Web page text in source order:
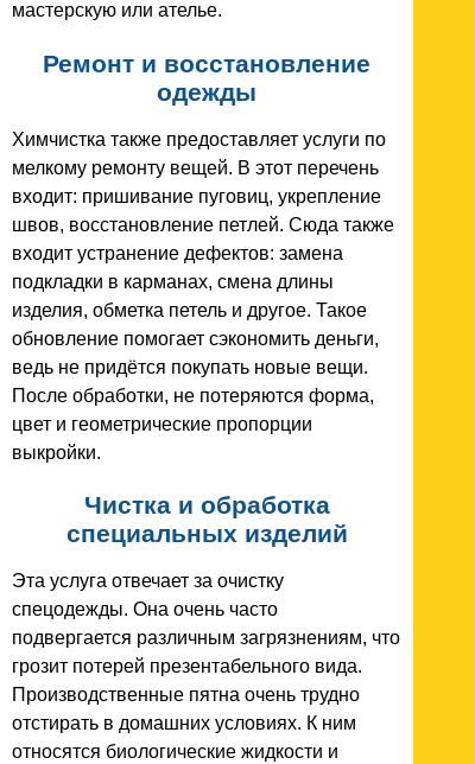
мастерскую или ателье.
Ремонт и восстановление
одежды
Химчистка также предоставляет услуги по
мелкому ремонту вещей. В этот перечень
входит: пришивание пуговиц, укрепление
швов, восстановление петлей. Сюда также
входит устранение дефектов: замена
подкладки в карманах, смена длины
изделия, обметка петель и другое. Такое
обновление помогает сэкономить деньги,
ведь не придётся покупать новые вещи.
После обработки, не потеряются форма,
цвет и геометрические пропорции
выкройки.
Чистка и обработка
специальных изделий
Эта услуга отвечает за очистку
спецодежды. Она очень часто
подвергается различным загрязнениям, что
грозит потерей презентабельного вида.
Производственные пятна очень трудно
отстирать в домашних условиях. К ним
относятся биологические жидкости и